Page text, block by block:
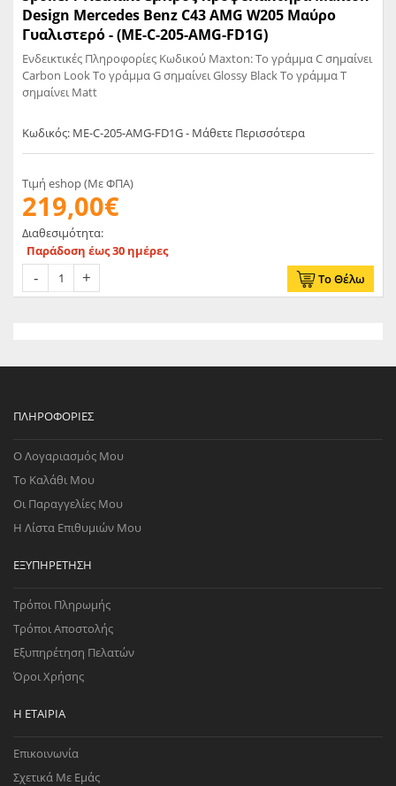
Design Mercedes Benz C43 AMG W205 Μαύρο
Γυαλιστερό - (ME-C-205-AMG-FD1G)
Ενδεικτικές Πληροφορίες Κωδικού Maxton: Το γράμμα C σημαίνει
Carbon Look Το γράμμα G σημαίνει Glossy Black Το γράμμα T
σημαίνει Matt
Κωδικός: ME-C-205-AMG-FD1G - Μάθετε Περισσότερα
Τιμή eshop (Με ΦΠΑ)
219,00€
Διαθεσιμότητα:
Παράδοση έως 30 ημέρες
Το Θέλω
ΠΛΗΡΟΦΟΡΊΕΣ
Ο Λογαριασμός Μου
Το Καλάθι Μου
Οι Παραγγελίες Μου
Η Λίστα Επιθυμιών Μου
ΕΞΥΠΗΡΈΤΗΣΗ
Τρόποι Πληρωμής
Τρόποι Αποστολής
Εξυπηρέτηση Πελατών
Όροι Χρήσης
Η ΕΤΑΙΡΊΑ
Επικοινωνία
Σχετικά Με Εμάς